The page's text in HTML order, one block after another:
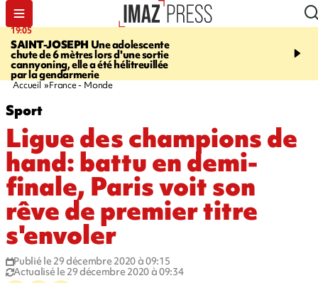
19:05
SAINT-JOSEPH Une adolescente
chute de 6 mètres lors d'une sortie
cannyoning, elle a été hélitreuillée
par la gendarmerie
20:44
rouée de coups,
Accueil France - Monde
Sport
Ligue des champions de
hand: battu en demi-
finale, Paris voit son
rêve de premier titre
s'envoler
Publié le 29 décembre 2020 à 09:15
Actualisé le 29 décembre 2020 à 09:34